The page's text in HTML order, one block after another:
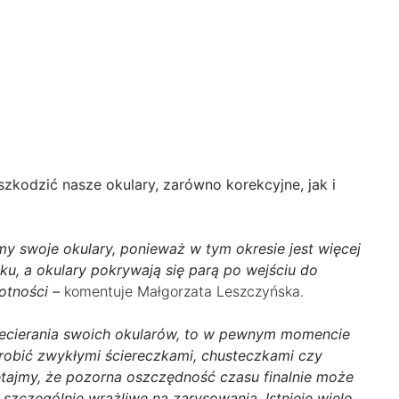
nasze okulary, zarówno korekcyjne, jak i
swoje okulary, ponieważ w tym okresie jest więcej
a okulary pokrywają się parą po wejściu do
– komentuje Małgorzata Leszczyńska.
swoich okularów, to w pewnym momencie
zwykłymi ściereczkami, chusteczkami czy
że pozorna oszczędność czasu finalnie może